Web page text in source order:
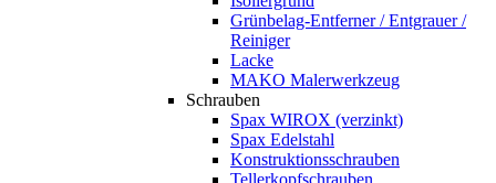
Grünbelag-Entferner / Entgrauer /
Reiniger
Lacke
MAKO Malerwerkzeug
Schrauben
Spax WIROX (verzinkt)
Spax Edelstahl
Konstruktionsschrauben
Tellerkopfschrauben